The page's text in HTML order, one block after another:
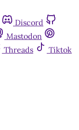
Discord
Mastodon
Threads
Tiktok